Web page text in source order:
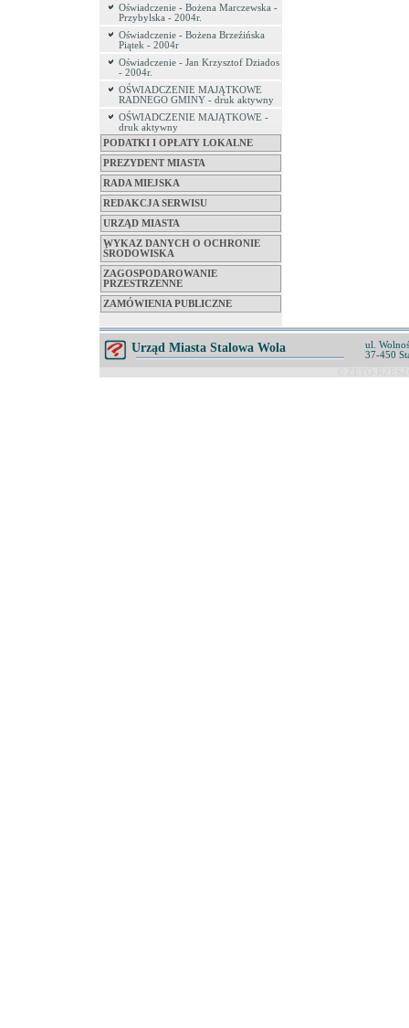
Oświadczenie - Bożena Marczewska -
Przybylska - 2004r.
Oświadczenie - Bożena Brzeźińska
Piątek - 2004r
Oświadczenie - Jan Krzysztof Dziados
- 2004r.
OŚWIADCZENIE MAJĄTKOWE
RADNEGO GMINY - druk aktywny
OŚWIADCZENIE MAJĄTKOWE -
druk aktywny
PODATKI I OPŁATY LOKALNE
PREZYDENT MIASTA
RADA MIEJSKA
REDAKCJA SERWISU
URZĄD MIASTA
WYKAZ DANYCH O OCHRONIE
ŚRODOWISKA
ZAGOSPODAROWANIE
PRZESTRZENNE
ZAMÓWIENIA PUBLICZNE
Urząd Miasta Stalowa Wola
ul.
37-450